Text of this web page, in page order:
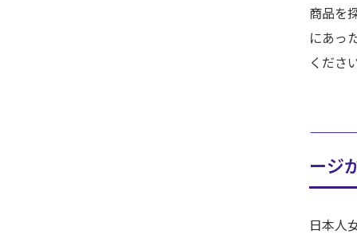
商品を
にあっ
くださ
———
ージ
日本人